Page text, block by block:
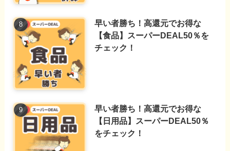
早い者勝ち！高還元でお得な
【食品】スーパーDEAL50％を
チェック！
早い者勝ち！高還元でお得な
【日用品】スーパーDEAL50％
をチェック！